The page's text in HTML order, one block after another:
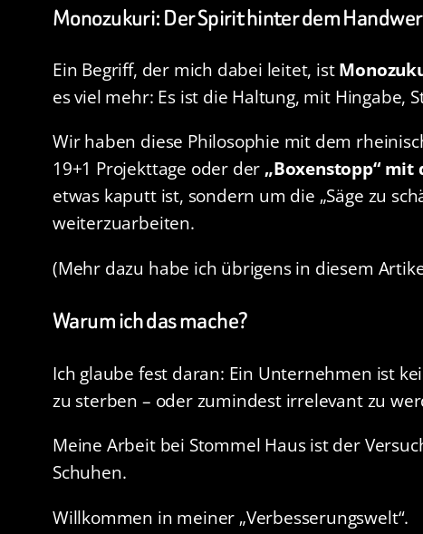
Monozukuri: Der Spirit hinter dem
Ein Begriff, der mich dabei leitet, ist
es viel mehr: Es ist die Haltung, mit Hingabe,
Wir haben diese Philosophie mit dem
19+1 Projekttage oder der„Boxenstopp“ mit
etwas kaputt ist, sondern um die „Säge zu
weiterzuarbeiten.
(Mehr dazu habe ich übrigens in diesem
Warum ich das mache?
Ich glaube fest daran: Ein Unternehmen ist
zu sterben – oder zumindest irrelevant zu
Meine Arbeit bei Stommel Haus ist der
Schuhen.
Willkommen in meiner „Verbesserungswelt“.